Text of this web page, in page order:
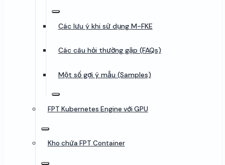
Các lưu ý khi sử dụng M-FKE
Các câu hỏi thường gặp (FAQs)
Một số gợi ý mẫu (Samples)
FPT Kubernetes Engine với GPU
Kho chứa FPT Container